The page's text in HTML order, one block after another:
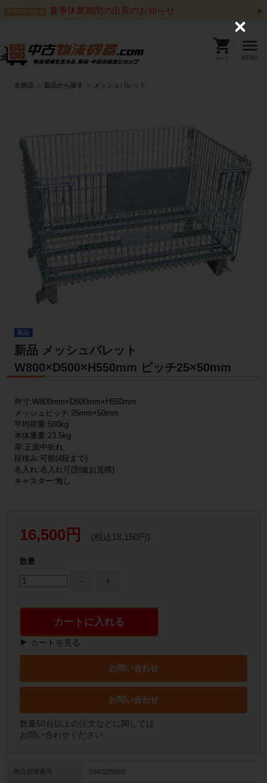
出荷のお知らせ 夏季休業期間の出荷のお知らせ
カート MENU
全商品 製品から探す メッシュパレット
新品
新品 メッシュパレット
W800×D500×H550mm ピッチ25×50mm
外寸:W800mm×D500mm×H550mm
メッシュピッチ:25mm×50mm
平均荷重:500kg
本体重量:23.5kg
扉:正面中折れ
段積み:可能(4段まで)
名入れ:名入れ可(別途お見積)
キャスター:無し
16,500円 (税込18,150円)
数量
カートに入れる
▶ カートを見る
お問い合わせ
お問い合わせ
数量50台以上の注文などに関しては
お問い合わせください
商品管理番号 5343225005
C
o
s